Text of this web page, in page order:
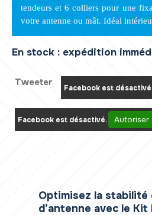
tendeurs et 6 colliers pour une
votre antenne ou mât. Idéal
En stock : expédition
Tweeter Facebook est
Facebook est désactivé. Autoriser
Optimisez la stabilité
d’antenne avec le Kit